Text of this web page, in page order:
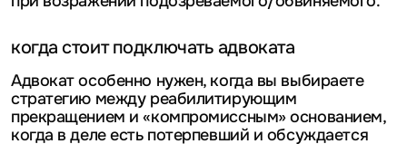
когда стоит подключать адвоката
Адвокат особенно нужен, когда вы выбираете
стратегию между реабилитирующим
прекращением и «компромиссным» основанием,
когда в деле есть потерпевший и обсуждается